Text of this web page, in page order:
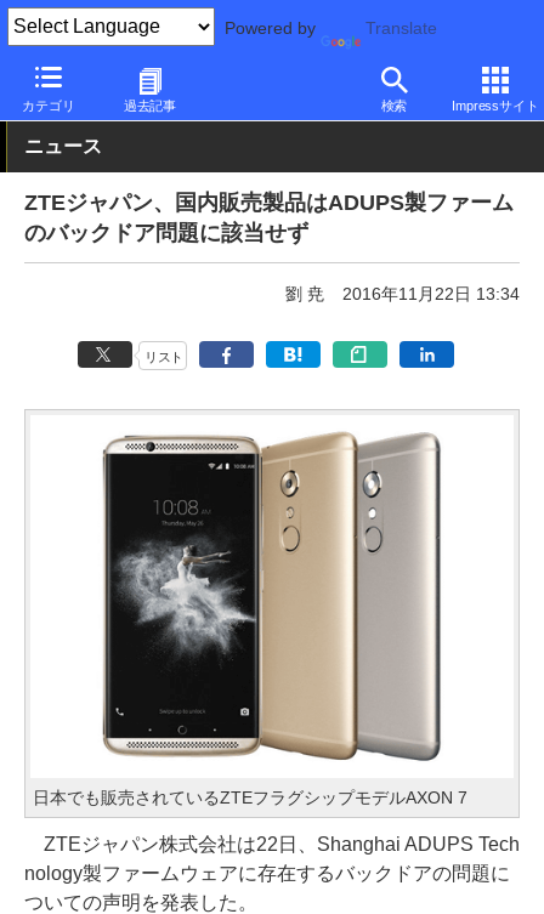
Powered by Translate
カテゴリ 過去記事 検索 Impressサイト
PC Watch パソコン/タブレット/スマートフォン スマートフォン
ニュース
ZTEジャパン、国内販売製品はADUPS製ファーム
のバックドア問題に該当せず
劉 尭 2016年11月22日 13:34
リスト
日本でも販売されているZTEフラグシップモデルAXON 7
ZTEジャパン株式会社は22日、Shanghai ADUPS Tech
nology製ファームウェアに存在するバックドアの問題に
ついての声明を発表した。